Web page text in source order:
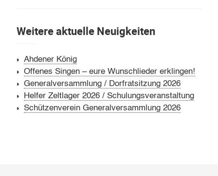
Weitere aktuelle Neuigkeiten
Ahdener König
Offenes Singen – eure Wunschlieder erklingen!
Generalversammlung / Dorfratsitzung 2026
Helfer Zeltlager 2026 / Schulungsveranstaltung
Schützenverein Generalversammlung 2026